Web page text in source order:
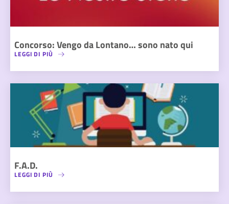
Concorso: Vengo da Lontano… sono nato qui
LEGGI DI PIÙ
F.A.D.
LEGGI DI PIÙ